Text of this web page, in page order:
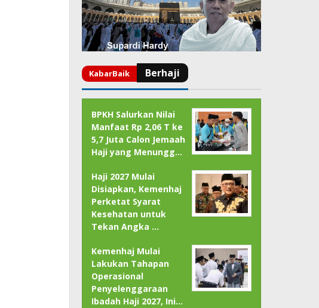
BPKH Salurkan Nilai
Manfaat Rp 2,06 T ke
5,7 Juta Calon Jemaah
Haji yang Menungg…
Haji 2027 Mulai
Disiapkan, Kemenhaj
Perketat Syarat
Kesehatan untuk
Tekan Angka …
Kemenhaj Mulai
Lakukan Tahapan
Operasional
Penyelenggaraan
Ibadah Haji 2027, Ini…